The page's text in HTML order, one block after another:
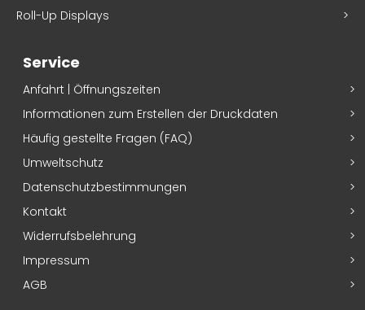
Roll-Up Displays
Service
Anfahrt | Öffnungszeiten
Informationen zum Erstellen der Druckdaten
Häufig gestellte Fragen (FAQ)
Umweltschutz
Datenschutzbestimmungen
Kontakt
Widerrufsbelehrung
Impressum
AGB